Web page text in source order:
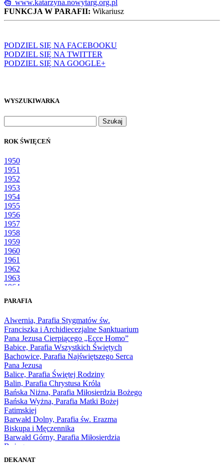
www.katarzyna.nowytarg.org.pl
FUNKCJA W PARAFII: Wikariusz
PODZIEL SIĘ NA FACEBOOKU
PODZIEL SIĘ NA TWITTER
PODZIEL SIĘ NA GOOGLE+
WYSZUKIWARKA
ROK ŚWIĘCEŃ
1950
1951
1952
1953
1954
1955
1956
1957
1958
1959
1960
1961
1962
1963
1964
1966
1968
1969
1970
1971
1972
1973
1974
1975
1976
1977
1978
1979
1980
1981
1983
PARAFIA
Alwernia, Parafia Stygmatów św.
Franciszka i Archidiecezjalne Sanktuarium
Pana Jezusa Cierpiącego „Ecce Homo”
Babice, Parafia Wszystkich Świętych
Bachowice, Parafia Najświętszego Serca
Pana Jezusa
Balice, Parafia Świętej Rodziny
Balin, Parafia Chrystusa Króla
Bańska Niżna, Parafia Miłosierdzia Bożego
Bańska Wyżna, Parafia Matki Bożej
Fatimskiej
Barwałd Dolny, Parafia św. Erazma
Biskupa i Męczennika
Barwałd Górny, Parafia Miłosierdzia
Bożego
DEKANAT